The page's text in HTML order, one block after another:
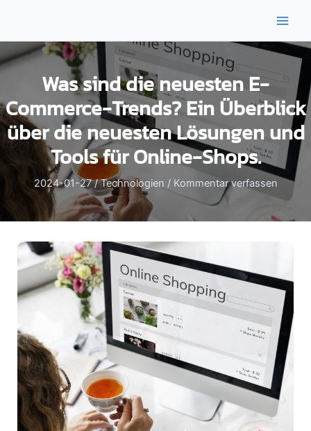
springen
Was sind die neuesten E-
Commerce-Trends? Ein Überblick
über die neuesten Lösungen und
Tools für Online-Shops.
2024-01-27/Technologien / Kommentar verfassen